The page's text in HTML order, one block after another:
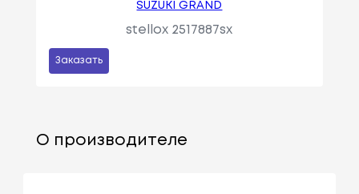
SUZUKI GRAND
stellox 2517887sx
Заказать
О производителе